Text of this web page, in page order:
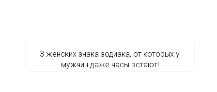
3 женских знака зодиака, от которых у
мужчин даже часы встают!